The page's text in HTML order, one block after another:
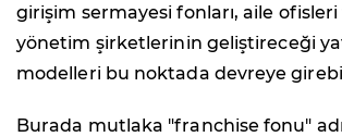
girişim sermayesi fonları, aile
yönetim şirketlerinin geliştireceği
modelleri bu noktada devreye
Burada mutlaka "franchise fonu"